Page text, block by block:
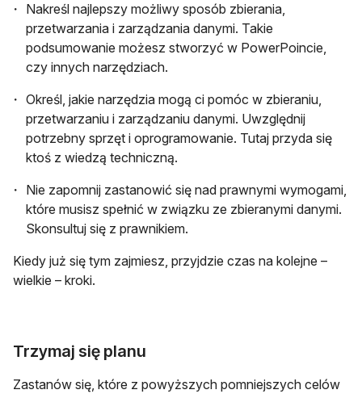
Nakreśl najlepszy możliwy sposób zbierania,
przetwarzania i zarządzania danymi. Takie
podsumowanie możesz stworzyć w PowerPoincie,
czy innych narzędziach.
Określ, jakie narzędzia mogą ci pomóc w zbieraniu,
przetwarzaniu i zarządzaniu danymi. Uwzględnij
potrzebny sprzęt i oprogramowanie. Tutaj przyda się
ktoś z wiedzą techniczną.
Nie zapomnij zastanowić się nad prawnymi wymogami,
które musisz spełnić w związku ze zbieranymi danymi.
Skonsultuj się z prawnikiem.
Kiedy już się tym zajmiesz, przyjdzie czas na kolejne –
wielkie – kroki.
Trzymaj się planu
Zastanów się, które z powyższych pomniejszych celów